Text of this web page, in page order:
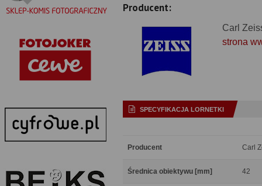
Producent:
Carl
strona
SPECYFIKACJA LORNETKI
Producent Carl
Średnica obiektywu [mm] 42